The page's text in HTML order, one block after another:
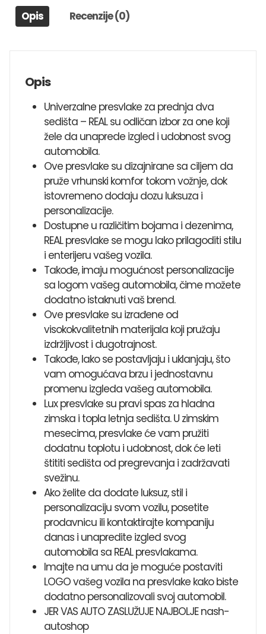
Opis Recenzije (0)
Opis
Univerzalne presvlake za prednja dva
sedišta – REAL su odličan izbor za one koji
žele da unaprede izgled i udobnost svog
automobila.
Ove presvlake su dizajnirane sa ciljem da
pruže vrhunski komfor tokom vožnje, dok
istovremeno dodaju dozu luksuza i
personalizacije.
Dostupne u različitim bojama i dezenima,
REAL presvlake se mogu lako prilagoditi stilu
i enterijeru vašeg vozila.
Takođe, imaju mogućnost personalizacije
sa logom vašeg automobila, čime možete
dodatno istaknuti vaš brend.
Ove presvlake su izrađene od
visokokvalitetnih materijala koji pružaju
izdržljivost i dugotrajnost.
Takođe, lako se postavljaju i uklanjaju, što
vam omogućava brzu i jednostavnu
promenu izgleda vašeg automobila.
Lux presvlake su pravi spas za hladna
zimska i topla letnja sedišta. U zimskim
mesecima, presvlake će vam pružiti
dodatnu toplotu i udobnost, dok će leti
štititi sedišta od pregrevanja i zadržavati
svežinu.
Ako želite da dodate luksuz, stil i
personalizaciju svom vozilu, posetite
prodavnicu ili kontaktirajte kompaniju
danas i unapredite izgled svog
automobila sa REAL presvlakama.
Imajte na umu da je moguće postaviti
LOGO vašeg vozila na presvlake kako biste
dodatno personalizovali svoj automobil.
JER VAS AUTO ZASLUŽUJE NAJBOLJE nash-
autoshop